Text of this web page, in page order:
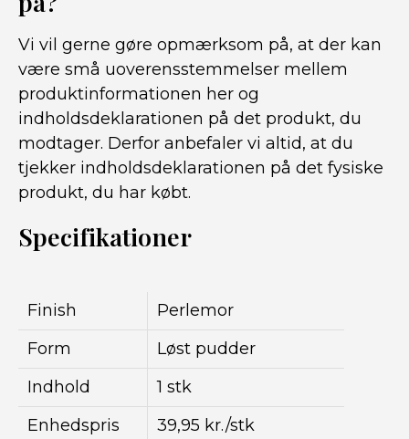
Vi vil gerne gøre opmærksom på, at der kan
være små uoverensstemmelser mellem
produktinformationen her og
indholdsdeklarationen på det produkt, du
modtager. Derfor anbefaler vi altid, at du
tjekker indholdsdeklarationen på det fysiske
produkt, du har købt.
Specifikationer
Finish
Perlemor
Form
Løst pudder
Indhold
1 stk
Enhedspris
39,95 kr./stk